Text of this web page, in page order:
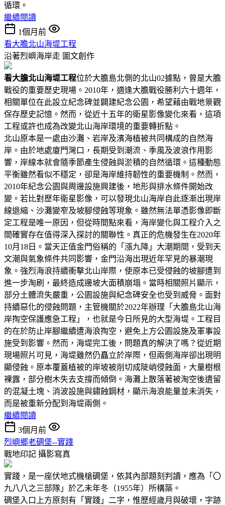
循環。
繼續閱讀
1個月前
看大膽北山海堤工程
沿著烈嶼海岸走 圖文創作
看大膽北山海堤工程位於大膽島北側的北山02據點，曾是大膽
戰役的重要歷史現場。2010年，適逢大膽戰役勝利六十週年，
相關單位在此設立紀念碑並闢建紀念公園，希望藉由戰地景觀
保存歷史記憶。然而，從近十五年的衛星影像變化來看，這項
工程或許也成為改變北山海岸環境的重要轉折點。
北山原本是一處由沙灘、岩岸及濱海植被共同構成的自然海
岸。由於地處廈門灣口，長期受到潮流、季風及波浪作用影
響，岸線本就會隨季節產生侵蝕與淤積的自然循環。這種動態
平衡雖然看似不穩定，卻是海岸維持韌性的重要機制。然而，
2010年紀念公園與周邊設施興建後，地形與排水條件開始改
變。若比對歷年衛星影像，可以發現北山海岸自此逐漸出現岸
線退縮、沙灘變窄及坡腳侵蝕等現象。雖然無法單憑影像即斷
定工程是唯一原因，但從時間點來看，海岸變化與工程介入之
間確實存在值得深入探討的關聯性。真正的危機發生在2020年
10月18日。當天正值金門俗稱的「漲九降」大潮期間，受到天
文潮與氣象條件共同影響，金門沿海出現近年罕見的暴潮現
象。強烈海浪持續衝擊北山岸際，使原本已受侵蝕的坡腳遭到
進一步淘刷，最終造成邊坡大面積崩塌。當時相關照片顯示，
部分土體流失嚴重，公園設施與紀念碑安全也受到威脅。面對
持續惡化的侵蝕問題，主管機關於2022年辦理「大膽島北山海
岸掏空保護應急工程」，也就是今日所見的大型海堤。工程目
的在於防止岸腳繼續遭海浪掏空，避免上方公園設施及軍事設
施受到影響。然而，海堤完工後，問題真的解決了嗎？從近期
現場照片可見，海堤雖然仍矗立於岸際，但兩側海岸卻出現明
顯侵蝕。原本覆蓋植被的岸坡被削切成陡峭侵蝕面，大量樹根
裸露，部分樹木失去支撐而傾倒。海灘上散落著被淘空後遺留
的混凝土塊、消波設施與鏽蝕鋼材，顯示海浪能量並未消失，
而是被重新分配到海堤兩側。
繼續閱讀
3個月前
烈嶼鄉老碉堡--實踐
戰地印記 攝影寫真
實踐，是一座伏地式機槍碉堡，依其內部題刻判讀，應為「〇
九八八之三部隊」於乙未年冬（1955年）所構築。
碉堡入口上方原刻有「實踐」二字，惟歷經歲月與破壞，字跡